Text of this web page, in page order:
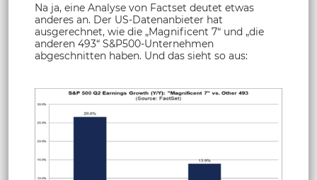
Na ja, eine Analyse von Factset deutet etwas
anderes an. Der US-Datenanbieter hat
ausgerechnet, wie die „Magnificent 7“ und „die
anderen 493“ S&P500-Unternehmen
abgeschnitten haben. Und das sieht so aus: